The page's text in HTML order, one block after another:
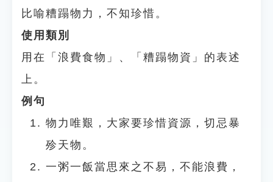
比喻糟蹋物力，不知珍惜。
使用類別
用在「浪費食物」、「糟蹋物資」的表述
上。
例句
物力唯艱，大家要珍惜資源，切忌暴
殄天物。
一粥一飯當思來之不易，不能浪費，